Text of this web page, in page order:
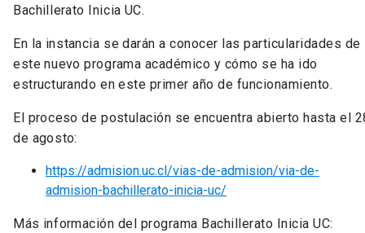
Bachillerato Inicia UC.
En la instancia se darán a conocer las particularidades de
este nuevo programa académico y cómo se ha ido
estructurando en este primer año de funcionamiento.
El proceso de postulación se encuentra abierto hasta el
de agosto:
https://admision.uc.cl/vias-de-admision/via-de-
admision-bachillerato-inicia-uc/
Más información del programa Bachillerato Inicia UC: